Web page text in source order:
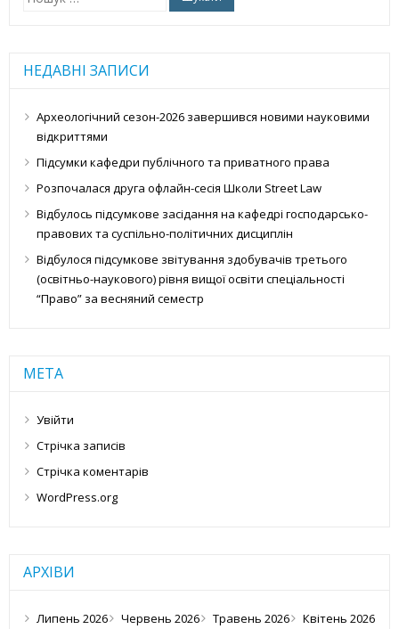
НЕДАВНІ ЗАПИСИ
Археологічний сезон-2026 завершився новими науковими
відкриттями
Підсумки кафедри публічного та приватного права
Розпочалася друга офлайн-сесія Школи Street Law
Відбулось підсумкове засідання на кафедрі господарсько-
правових та суспільно-політичних дисциплін
Відбулося підсумкове звітування здобувачів третього
(освітньо-наукового) рівня вищої освіти спеціальності
“Право” за весняний семестр
МЕТА
Увійти
Стрічка записів
Стрічка коментарів
WordPress.org
АРХІВИ
Липень 2026 Червень 2026 Травень 2026 Квітень 2026